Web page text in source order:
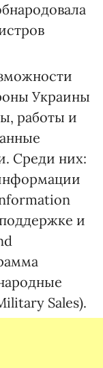
Украины
работы и
Среди них:
и
Sales).